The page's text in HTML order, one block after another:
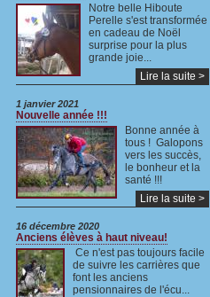
Notre belle Hiboute
Perelle s'est transformée
en cadeau de Noël
surprise pour la plus
grande joie...
Lire la suite >
1 janvier 2021
Nouvelle année !!!
Bonne année à
tous ! Galopons
vers les succès,
le bonheur et la
santé !!!
Lire la suite >
16 décembre 2020
Anciens élèves à haut niveau!
Ce n'est pas toujours facile
de suivre les carrières que
font les anciens
pensionnaires de l'écu...